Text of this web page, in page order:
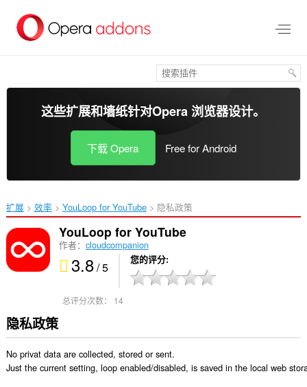
这些扩展和墙纸针对Opera 浏览器设计。
下载 Opera Free for Android
扩展 效率 YouLoop for YouTube‎ 隐私政策
YouLoop for YouTube
作者： cloudcompanion
3.8/ 5 您的评分
总评分次数： 14
隐私政策
No privat data are collected, stored or sent.
Just the current setting, loop enabled/disabled, is saved in the local web